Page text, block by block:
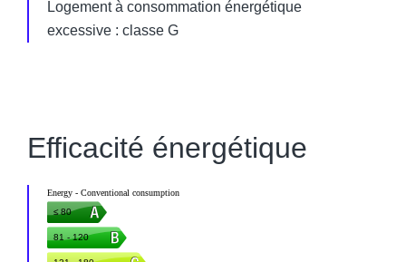
Logement à consommation énergétique
excessive : classe G
Efficacité énergétique